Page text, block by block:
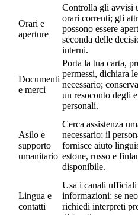
Orari e
aperture
Controlla gli avvisi
orari correnti; gli
possono essere
seconda delle
interni.
Documenti
e merci
Porta la tua carta,
permessi, dichiara
necessario;
un resoconto degli
personali.
Asilo e
supporto
umanitario
Cerca assistenza
necessario; il
fornisce aiuto
estone, russo e
disponibile.
Lingua e
contatti
Usa i canali ufficiali
informazioni; se
richiedi interpreti